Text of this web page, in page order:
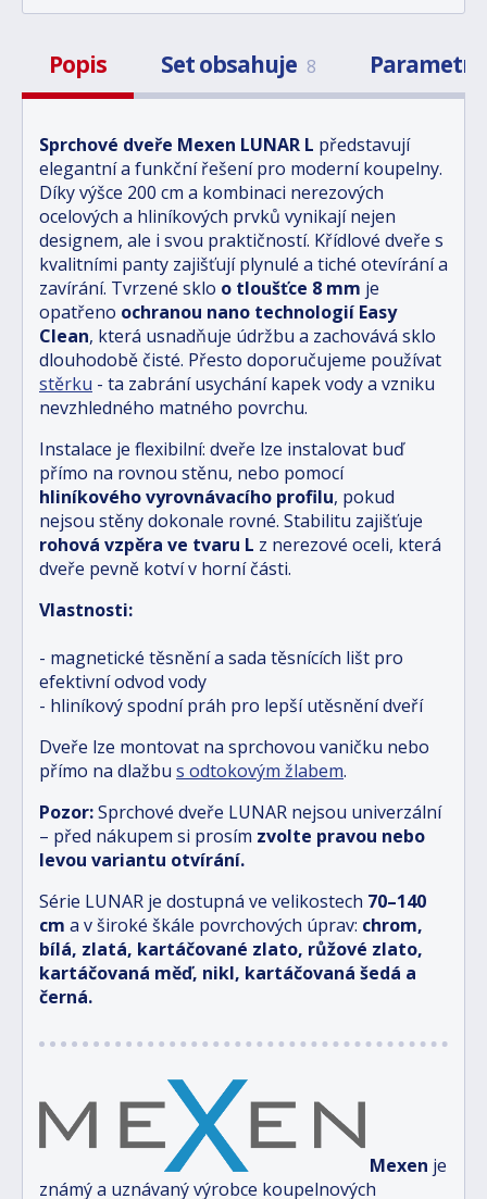
Popis Set obsahuje 8 Parametry
Sprchové dveře Mexen LUNAR L představují
elegantní a funkční řešení pro moderní koupelny.
Díky výšce 200 cm a kombinaci nerezových
ocelových a hliníkových prvků vynikají nejen
designem, ale i svou praktičností. Křídlové dveře s
kvalitními panty zajišťují plynulé a tiché otevírání a
zavírání. Tvrzené sklo o tloušťce 8 mm je
opatřeno ochranou nano technologií Easy
Clean, která usnadňuje údržbu a zachovává sklo
dlouhodobě čisté. Přesto doporučujeme používat
stěrku - ta zabrání usychání kapek vody a vzniku
nevzhledného matného povrchu.
Instalace je flexibilní: dveře lze instalovat buď
přímo na rovnou stěnu, nebo pomocí
hliníkového vyrovnávacího profilu, pokud
nejsou stěny dokonale rovné. Stabilitu zajišťuje
rohová vzpěra ve tvaru L z nerezové oceli, která
dveře pevně kotví v horní části.
Vlastnosti:
- magnetické těsnění a sada těsnících lišt pro
efektivní odvod vody
- hliníkový spodní práh pro lepší utěsnění dveří
Dveře lze montovat na sprchovou vaničku nebo
přímo na dlažbu s odtokovým žlabem.
Pozor:Sprchové dveře LUNAR nejsou univerzální
– před nákupem si prosím zvolte pravou nebo
levou variantu otvírání.
Série LUNAR je dostupná ve velikostech 70–140
cm a v široké škále povrchových úprav: chrom,
bílá, zlatá, kartáčované zlato, růžové zlato,
kartáčovaná měď, nikl, kartáčovaná šedá a
černá.
Mexen je
známý a uznávaný výrobce koupelnových